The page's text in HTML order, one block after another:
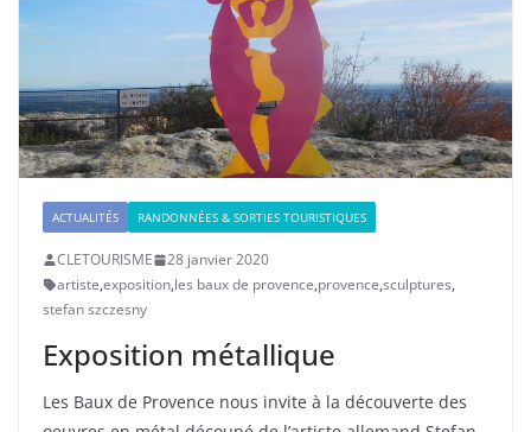
ACTUALITÉS RANDONNÉES & SORTIES TOURISTIQUES
CLETOURISME
28 janvier 2020
artiste,exposition,les baux de provence,provence,sculptures,
stefan szczesny
Exposition métallique
Les Baux de Provence nous invite à la découverte des